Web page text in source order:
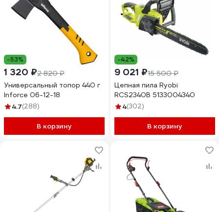
-53%
1 320 ₽2 820 ₽
Универсальный топор 440 г
Inforce 06-12-18
4.7(288)
В корзину
-42%
9 021 ₽15 500 ₽
Цепная пила Ryobi
RCS2340B 5133004340
4(302)
В корзину